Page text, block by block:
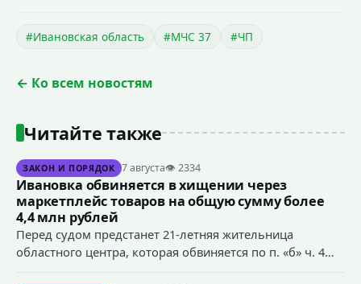
#Ивановская область #МЧС 37 #ЧП
← Ко всем новостям
Читайте также
ЗАКОН И ПОРЯДОК 7 августа👁 2334
Ивановка обвиняется в хищении через
маркетплейс товаров на общую сумму более
4,4 млн рублей
Перед судом предстанет 21-летняя жительница
областного центра, которая обвиняется по п. «б» ч. 4